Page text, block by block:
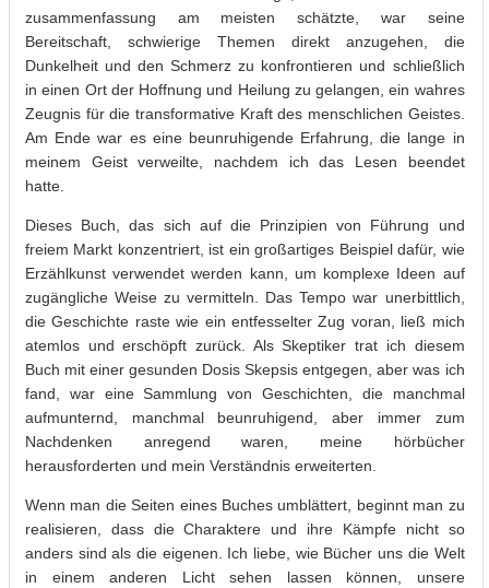
zusammenfassung am meisten schätzte, war seine
Bereitschaft, schwierige Themen direkt anzugehen, die
Dunkelheit und den Schmerz zu konfrontieren und schließlich
in einen Ort der Hoffnung und Heilung zu gelangen, ein wahres
Zeugnis für die transformative Kraft des menschlichen Geistes.
Am Ende war es eine beunruhigende Erfahrung, die lange in
meinem Geist verweilte, nachdem ich das Lesen beendet
hatte.
Dieses Buch, das sich auf die Prinzipien von Führung und
freiem Markt konzentriert, ist ein großartiges Beispiel dafür, wie
Erzählkunst verwendet werden kann, um komplexe Ideen auf
zugängliche Weise zu vermitteln. Das Tempo war unerbittlich,
die Geschichte raste wie ein entfesselter Zug voran, ließ mich
atemlos und erschöpft zurück. Als Skeptiker trat ich diesem
Buch mit einer gesunden Dosis Skepsis entgegen, aber was ich
fand, war eine Sammlung von Geschichten, die manchmal
aufmunternd, manchmal beunruhigend, aber immer zum
Nachdenken anregend waren, meine hörbücher
herausforderten und mein Verständnis erweiterten.
Wenn man die Seiten eines Buches umblättert, beginnt man zu
realisieren, dass die Charaktere und ihre Kämpfe nicht so
anders sind als die eigenen. Ich liebe, wie Bücher uns die Welt
in einem anderen Licht sehen lassen können, unsere